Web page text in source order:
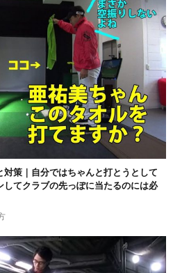
策｜自分ではちゃんと打とうとして
してクラブの先っぽに当たるのには必